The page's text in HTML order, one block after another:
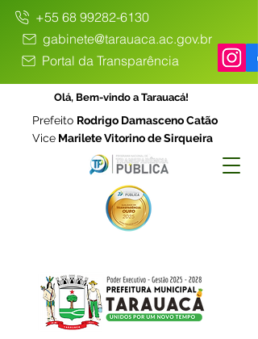
+55 68 99282-6130
gabinete@tarauaca.ac.gov.br
Portal da Transparência
Olá, Bem-vindo a Tarauacá!
Prefeito Rodrigo Damasceno Catão
Vice Marilete Vitorino de Sirqueira